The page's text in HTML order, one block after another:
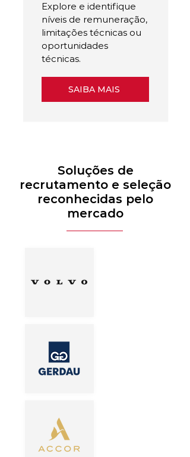
Explore e identifique
níveis de remuneração,
limitações técnicas ou
oportunidades
técnicas.
SAIBA MAIS
Soluções de
recrutamento e seleção
reconhecidas pelo
mercado